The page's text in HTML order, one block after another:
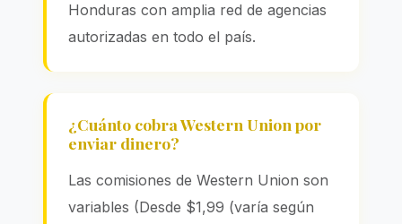
Honduras con amplia red de agencias
autorizadas en todo el país.
¿Cuánto cobra Western Union por
enviar dinero?
Las comisiones de Western Union son
variables (Desde $1,99 (varía según